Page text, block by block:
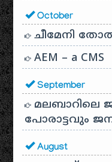
October
ചീമേനി
AEM – a CMS
September
മലബാറിലെ
പോരാട്ടവും
August